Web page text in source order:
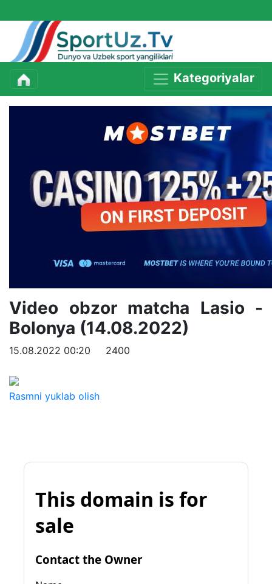
Kategoriyalar
Video obzor matcha Lasio -
Bolonya (14.08.2022)
15.08.2022 00:20 2400
Rasmni yuklab olish